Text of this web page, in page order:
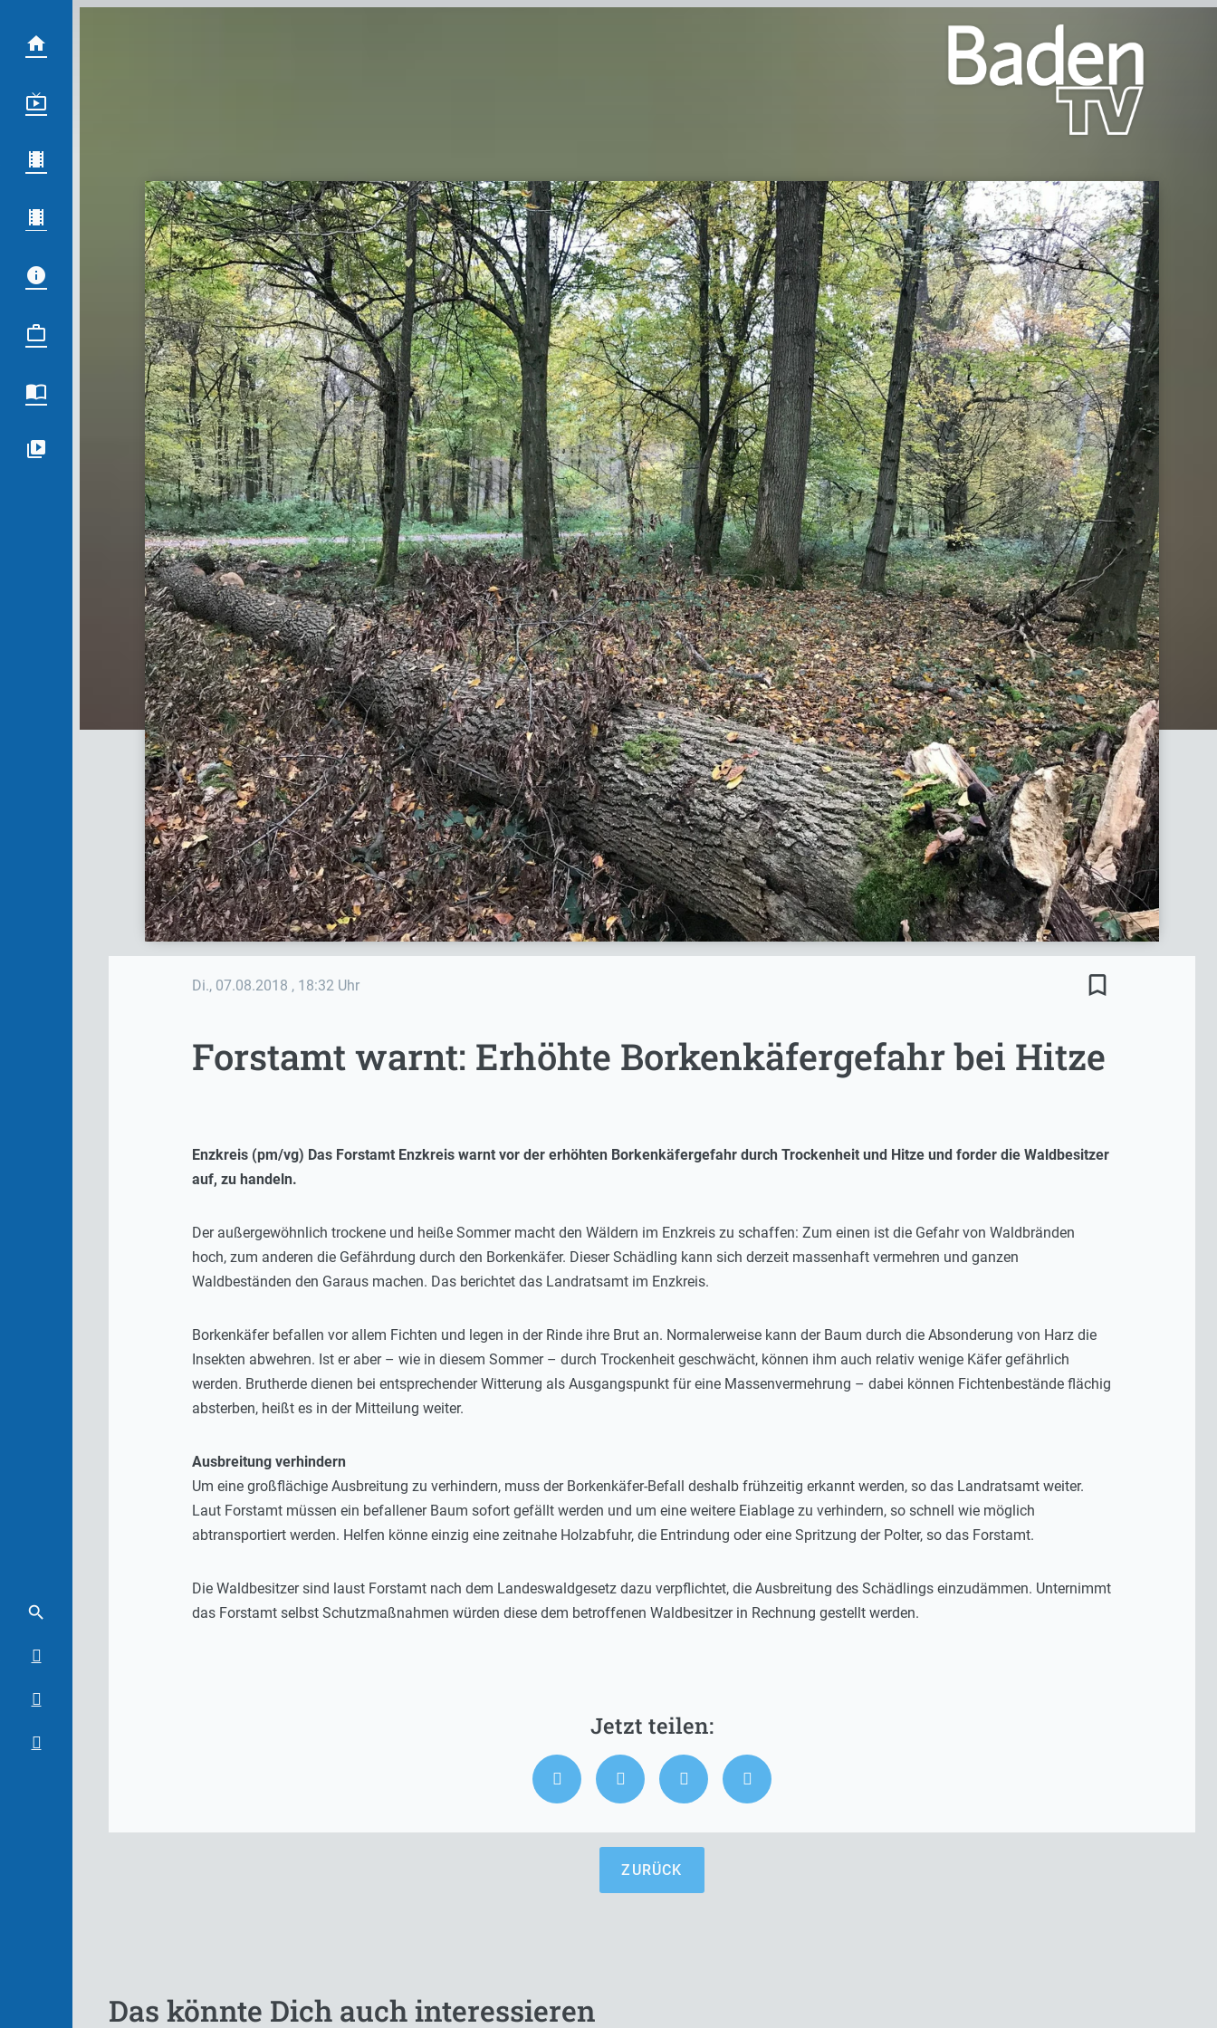
Di., 07.08.2018 , 18:32 Uhr bookmark_border
Forstamt warnt: Erhöhte Borkenkäfergefahr bei Hitze
Enzkreis (pm/vg) Das Forstamt Enzkreis warnt vor der erhöhten Borkenkäfergefahr durch Trockenheit und Hitze und forder die Waldbesitzer
auf, zu handeln.
Der außergewöhnlich trockene und heiße Sommer macht den Wäldern im Enzkreis zu schaffen: Zum einen ist die Gefahr von Waldbränden
hoch, zum anderen die Gefährdung durch den Borkenkäfer. Dieser Schädling kann sich derzeit massenhaft vermehren und ganzen
Waldbeständen den Garaus machen. Das berichtet das Landratsamt im Enzkreis.
Borkenkäfer befallen vor allem Fichten und legen in der Rinde ihre Brut an. Normalerweise kann der Baum durch die Absonderung von Harz die
Insekten abwehren. Ist er aber – wie in diesem Sommer – durch Trockenheit geschwächt, können ihm auch relativ wenige Käfer gefährlich
werden. Brutherde dienen bei entsprechender Witterung als Ausgangspunkt für eine Massenvermehrung – dabei können Fichtenbestände flächig
absterben, heißt es in der Mitteilung weiter.
Ausbreitung verhindern
Um eine großflächige Ausbreitung zu verhindern, muss der Borkenkäfer-Befall deshalb frühzeitig erkannt werden, so das Landratsamt weiter.
Laut Forstamt müssen ein befallener Baum sofort gefällt werden und um eine weitere Eiablage zu verhindern, so schnell wie möglich
abtransportiert werden. Helfen könne einzig eine zeitnahe Holzabfuhr, die Entrindung oder eine Spritzung der Polter, so das Forstamt.
Die Waldbesitzer sind laust Forstamt nach dem Landeswaldgesetz dazu verpflichtet, die Ausbreitung des Schädlings einzudämmen. Unternimmt
das Forstamt selbst Schutzmaßnahmen würden diese dem betroffenen Waldbesitzer in Rechnung gestellt werden.
ZURÜCK
Das könnte Dich auch interessieren